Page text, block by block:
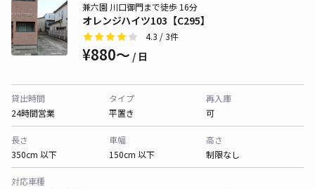
オレンジハイツ103【C295】
兼六園 川口御門まで徒歩 16分
4.3 / 3件
¥880〜 / 日
貸出時間
24時間営業
タイプ
平置き
再入庫
可
長さ
350cm 以下
車幅
150cm 以下
高さ
制限なし
対応車種